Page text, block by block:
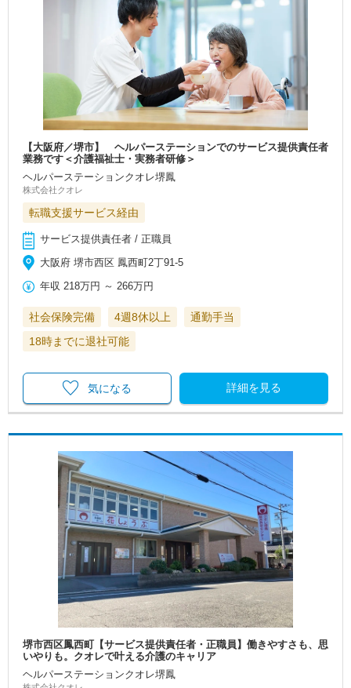
【大阪府／堺市】 ヘルパーステーションでのサービス提供責任者
業務です＜介護福祉士・実務者研修＞
ヘルパーステーションクオレ堺鳳
株式会社クオレ
転職支援サービス経由
サービス提供責任者 / 正職員
大阪府 堺市西区 鳳西町2丁91-5
年収 218万円 ～266万円
社会保険完備 4週8休以上
通勤手当
18時までに退社可能
詳細を見る
気になる
堺市西区鳳西町【サービス提供責任者・正職員】働きやすさも、思
いやりも。クオレで叶える介護のキャリア
ヘルパーステーションクオレ堺鳳